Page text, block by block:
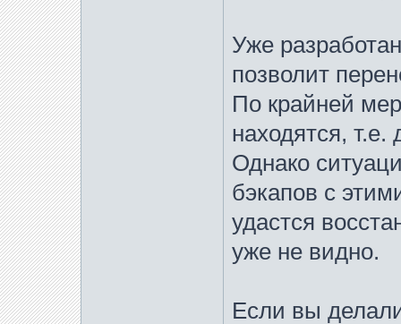
Уже
позволит
По крайней
находятся, т.е.
Однако
бэкапов с
удастся
уже не видно.
Если вы